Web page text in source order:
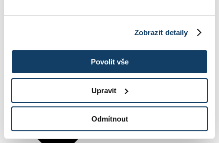
Zobrazit detaily
Povolit vše
Upravit
Odmítnout